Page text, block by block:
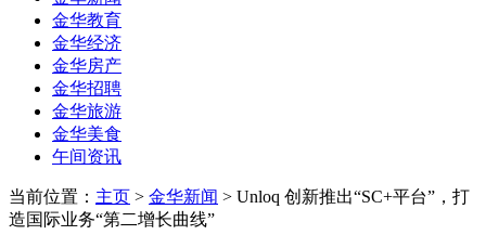
金华教育
金华经济
金华房产
金华招聘
金华旅游
金华美食
午间资讯
当前位置： 主页 > 金华新闻 > Unloq 创新推出“SC+平台”，打
造国际业务“第二增长曲线”